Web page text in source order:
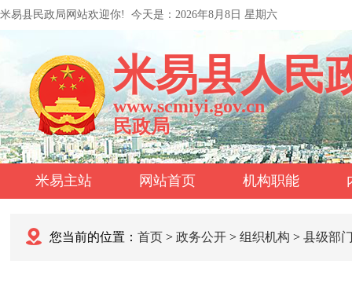
米易县民政局网站欢迎你! 今天是： 2026年8月8日 星期六
米易县人民
www.scmiyi.gov.cn
民政局
米易主站 网站首页 机构职能
您当前的位置： 首页 > 政务公开 > 组织机构 > 县级部